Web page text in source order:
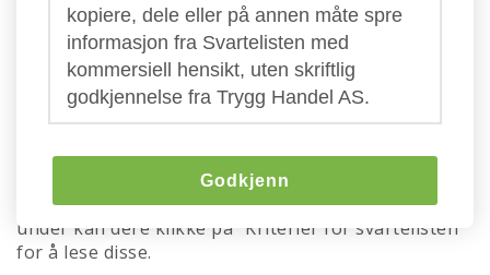
Trygg Handels svarteliste
Her kan dere se hvem som er aktive svindlere eller
driver med villedene markedsføring i markedet om
dagen. Advarslene bygger først og fremst på
informasjon fra våre medlemmer, men også fra
direkte kontakt og eksterne informasjonskilder. Her
under kan dere klikke på "Kriterier for svartelisten"
for å lese disse.
kopiere, dele eller på annen måte spre
informasjon fra Svartelisten med
kommersiell hensikt, uten skriftlig
godkjennelse fra Trygg Handel AS.
Godkjenn